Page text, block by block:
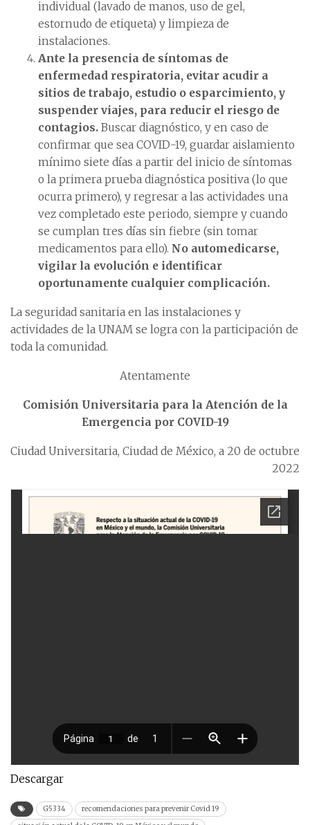
individual (lavado de manos, uso de gel,
estornudo de etiqueta) y limpieza de
instalaciones.
Ante la presencia de síntomas de
enfermedad respiratoria, evitar acudir a
sitios de trabajo, estudio o esparcimiento, y
suspender viajes, para reducir el riesgo de
contagios. Buscar diagnóstico, y en caso de
confirmar que sea COVID-19, guardar aislamiento
mínimo siete días a partir del inicio de síntomas
o la primera prueba diagnóstica positiva (lo que
ocurra primero), y regresar a las actividades una
vez completado este periodo, siempre y cuando
se cumplan tres días sin fiebre (sin tomar
medicamentos para ello). No automedicarse,
vigilar la evolución e identificar
oportunamente cualquier complicación.
La seguridad sanitaria en las instalaciones y
actividades de la UNAM se logra con la participación de
toda la comunidad.
Atentamente
Comisión Universitaria para la Atención de la
Emergencia por COVID-19
Ciudad Universitaria, Ciudad de México, a 20 de octubre
2022
Descargar
G5334
recomendaciones para prevenir Covid 19